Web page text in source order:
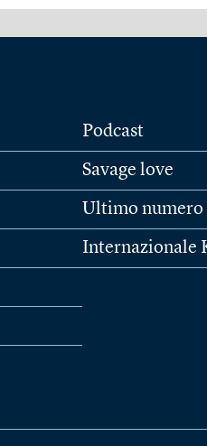
Podcast
Savage love
Ultimo numero
Internazionale